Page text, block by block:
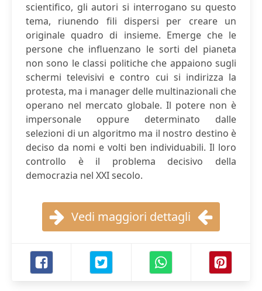
scientifico, gli autori si interrogano su questo
tema, riunendo fili dispersi per creare un
originale quadro di insieme. Emerge che le
persone che influenzano le sorti del pianeta
non sono le classi politiche che appaiono sugli
schermi televisivi e contro cui si indirizza la
protesta, ma i manager delle multinazionali che
operano nel mercato globale. Il potere non è
impersonale oppure determinato dalle
selezioni di un algoritmo ma il nostro destino è
deciso da nomi e volti ben individuabili. Il loro
controllo è il problema decisivo della
democrazia nel XXI secolo.
Vedi maggiori dettagli